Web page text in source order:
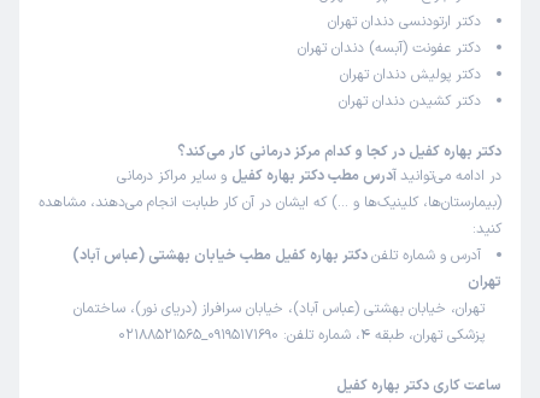
دکتر ارتودنسی دندان تهران
دکتر عفونت (آبسه) دندان تهران
دکتر پولیش دندان تهران
دکتر کشیدن دندان تهران
دکتر بهاره کفیل در کجا و کدام مرکز درمانی کار می‌کند؟
در ادامه می‌توانید آدرس مطب دکتر بهاره کفیل و سایر مراکز درمانی
(بیمارستان‌ها، کلینیک‌ها و …) که ایشان در آن کار طبابت انجام می‌دهند، مشاهده
کنید:
آدرس و شماره تلفندکتر بهاره کفیل مطب خیابان بهشتی (عباس آباد)
تهران
تهران، خیابان بهشتی (عباس آباد)، خیابان سرافراز (دریای نور)، ساختمان
پزشکی تهران، طبقه 4، شماره تلفن: 09195171690_02188521565
ساعت کاری دکتر بهاره کفیل